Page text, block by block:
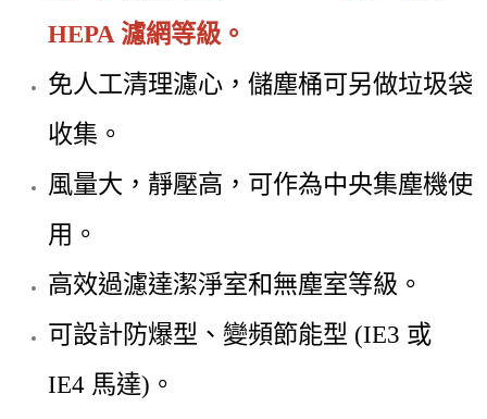
HEPA 濾網等級。
免人工清理濾心，儲塵桶可另做垃圾袋
收集。
風量大，靜壓高，可作為中央集塵機使
用。
高效過濾達潔淨室和無塵室等級。
可設計防爆型、變頻節能型 (IE3 或
IE4 馬達)。